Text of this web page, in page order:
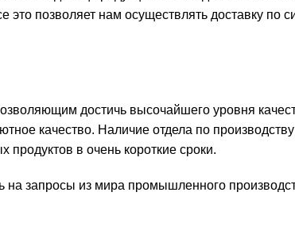
позволяет нам осуществлять доставку по
достичь высочайшего уровня
качество. Наличие отдела по
продуктов в очень короткие сроки.
на запросы из мира промышленного